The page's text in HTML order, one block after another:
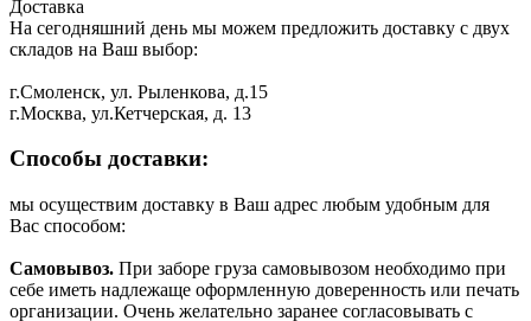
Доставка
На сегодняшний день мы можем предложить доставку с двух
складов на Ваш выбор:
г.Смоленск, ул. Рыленкова, д.15
г.Москва, ул.Кетчерская, д. 13
Способы доставки:
мы осуществим доставку в Ваш адрес любым удобным для
Вас способом:
Самовывоз. При заборе груза самовывозом необходимо при
себе иметь надлежаще оформленную доверенность или печать
организации. Очень желательно заранее согласовывать с